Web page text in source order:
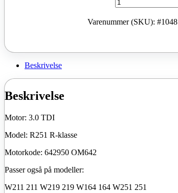
R-
klasse
W251
Varenummer (SKU):#1048
Beskrivelse
Beskrivelse
Motor: 3.0 TDI
Model: R251 R-klasse
Motorkode: 642950 OM642
Passer også på modeller:
W211 211 W219 219 W164 164 W251 251